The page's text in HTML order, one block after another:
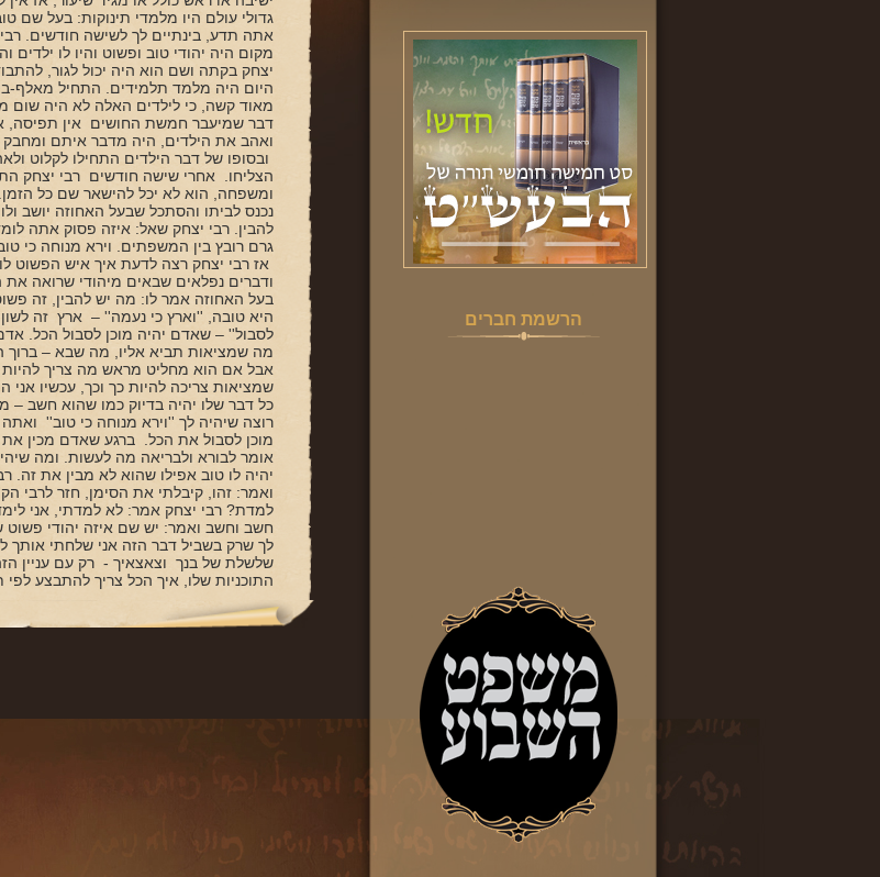
גדולי עולם היו מלמדי תינוקות: בעל שם
אתה תדע, בינתיים לך לשישה חודשים.
מקום היה יהודי טוב ופשוט והיו לו
יצחק בקתה ושם הוא היה יכול לגור,
היום היה מלמד תלמידים. התחיל מאלף-
מאוד קשה, כי לילדים האלה לא היה שום
דבר שמיעבר חמשת החושים אין תפיסה,
ואהב את הילדים, היה מדבר איתם ומחבק
ובסופו של דבר הילדים התחילו לקלוט
הצליחו. אחרי שישה חודשים רבי יצחק
ומשפחה, הוא לא יכל להישאר שם כל
נכנס לביתו והסתכל שבעל האחוזה יושב
להבין. רבי יצחק שאל: איזה פסוק אתה
גרם רובץ בין המשפתים. וירא מנוחה כי
אז רבי יצחק רצה לדעת איך איש הפשוט
ודברים נפלאים שבאים מיהודי שרואה את
בעל האחוזה אמר לו: מה יש להבין, זה
היא טובה, ''וארץ כי נעמה'' – ארץ זה לשון
לסבול'' – שאדם יהיה מוכן לסבול הכל.
מה שמציאות תביא אליו, מה שבא – ברוך
אבל אם הוא מחליט מראש מה צריך להיות
שמציאות צריכה להיות כך וכך, עכשיו אני
כל דבר שלו יהיה בדיוק כמו שהוא חשב –
רוצה שיהיה לך ''וירא מנוחה כי טוב''
מוכן לסבול את הכל. ברגע שאדם מכין
אומר לבורא ולבריאה מה לעשות. ומה
יהיה לו טוב אפילו שהוא לא מבין את זה.
ואמר: זהו, קיבלתי את הסימן, חזר לרבי
למדת? רבי יצחק אמר: לא למדתי, אני
חשב וחשב ואמר: יש שם איזה יהודי
לך שרק בשביל דבר הזה אני שלחתי אותך
שלשלת של בנך וצאצאיך - רק עם עניין
התוכניות שלו, איך הכל צריך להתבצע
הרשמת חברים